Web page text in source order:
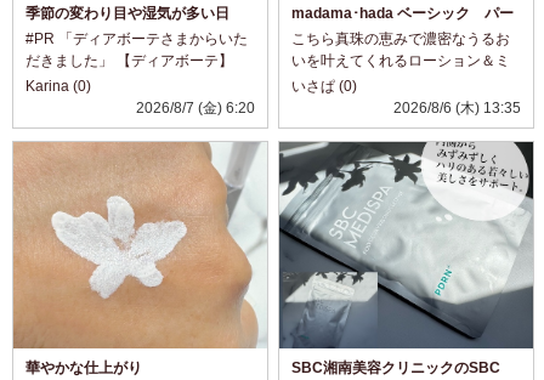
季節の変わり目や湿気が多い日
に。
#PR 「ディアボーテさまからいた
だきました」 【ディアボーテ】
「オイルインシャンプー／コンデ
ィショナー(リッチ＆リペア)」
@dearbeautehimawari_kracie 髪
の広がりやパサつきが気になる日
に、 自然...
Karina (0)
2026/8/7 (金) 6:20
madama･hada ベーシック パー
ルローション＆ミルク☆
こちら真珠の恵みで濃密なうるお
いを叶えてくれるローション＆ミ
ルク。 ローションは透明で糸をひ
くほどトロミのあるテクスチャ。
こっくり濃厚でありながら、暑い
日でも使いやすいスッキリ感！ 肌
へのなじみがよ...
いさぱ (0)
2026/8/6 (木) 13:35
華やかな仕上がり
SBC湘南美容クリニックのSBC